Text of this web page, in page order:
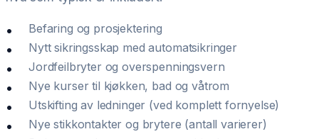
Befaring og prosjektering
Nytt sikringsskap med automatsikringer
Jordfeilbryter og overspenningsvern
Nye kurser til kjøkken, bad og våtrom
Utskifting av ledninger (ved komplett fornyelse)
Nye stikkontakter og brytere (antall varierer)